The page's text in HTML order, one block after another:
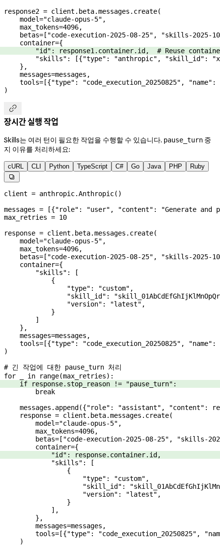
response2 = client.beta.messages.create(
    model
="claude-opus-5" ,
    max_tokens
=4096,
    betas
= [ "code-execution-2025-08-25" ,
"skills-2025-
    container
={
        "id"
: response1.container.id, # Reuse
        "skills"
: [{"type" : "anthropic" , "skill_id" :
    },
    messages
=messages,
    tools
= [{"type" : "code_execution_20250825" , "name" :
)

장시간 실행 작업
Skills는 여러 턴이 필요한 작업을 수행할 수 있습니다. pause_turn 중
지 이유를 처리하세요:
cURL CLI Python TypeScript C# Go Java PHP Ruby

client = anthropic.Anthropic()
messages = [{"role" : "user" , "content" :
"Generate and
max_retries = 10
response = client.beta.messages.create(
    model
="claude-opus-5" ,
    max_tokens
=4096,
    betas
=[ "code-execution-2025-08-25" ,
"skills-2025-
    container
={
        "skills"
: [
            {
                "type"
: "custom" ,
                "skill_id"
:
                "version"
: "latest" ,
            }
        ]
    },
    messages
=messages,
    tools
=[{"type" : "code_execution_20250825" , "name" :
)
# 긴 작업에 대한 pause_turn 처리
for
in range(max_retries):
    if
response.stop_reason != "pause_turn" :
        break
    messages.append({
"role" : "assistant" , "content" :
    response
= client.beta.messages.create(
        model
="claude-opus-5" ,
        max_tokens
=4096,
        betas
=[ "code-execution-2025-08-25" ,
"skills-
        container
={
            "id"
: response.container.id,
            "skills"
: [
                {
                    "type"
: "custom" ,
                    "skill_id"
:
                    "version"
: "latest" ,
                }
            ],
        },
        messages
=messages,
        tools
=[{"type" : "code_execution_20250825" ,
    )